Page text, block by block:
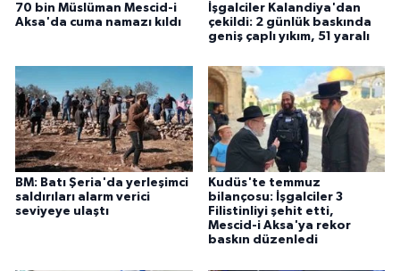
70 bin Müslüman Mescid-i
Aksa'da cuma namazı kıldı
İşgalciler Kalandiya'dan
çekildi: 2 günlük baskında
geniş çaplı yıkım, 51 yaralı
BM: Batı Şeria'da yerleşimci
saldırıları alarm verici
seviyeye ulaştı
Kudüs'te temmuz
bilançosu: İşgalciler 3
Filistinliyi şehit etti,
Mescid-i Aksa'ya rekor
baskın düzenledi